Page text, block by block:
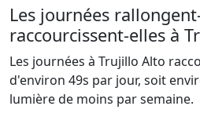
Les journées
raccourcissent-elles à
Les journées à Trujillo Alto
d'environ 49s par jour, soit
lumière de moins par semaine.